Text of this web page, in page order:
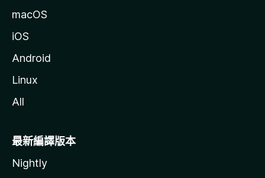
macOS
iOS
Android
Linux
All
最新編譯版本
Nightly